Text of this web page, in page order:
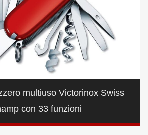
multiuso Victorinox Swiss
con 33 funzioni